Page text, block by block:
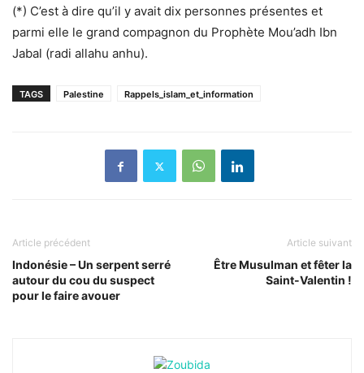
(*) C’est à dire qu’il y avait dix personnes présentes et
parmi elle le grand compagnon du Prophète Mou’adh Ibn
Jabal (radi allahu anhu).
TAGS Palestine Rappels_islam_et_information
Article précédent
Indonésie – Un serpent serré
autour du cou du suspect
pour le faire avouer
Article suivant
Être Musulman et fêter la
Saint-Valentin !